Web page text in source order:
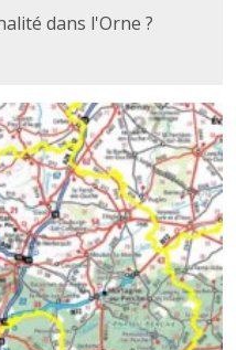
dans l'Orne ?